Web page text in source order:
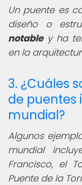
Un puente es
diseño o
notabley ha
en la
3. ¿Cuáles
de puentes
mundial?
Algunos
mundial
Francisco, el
Puente de la